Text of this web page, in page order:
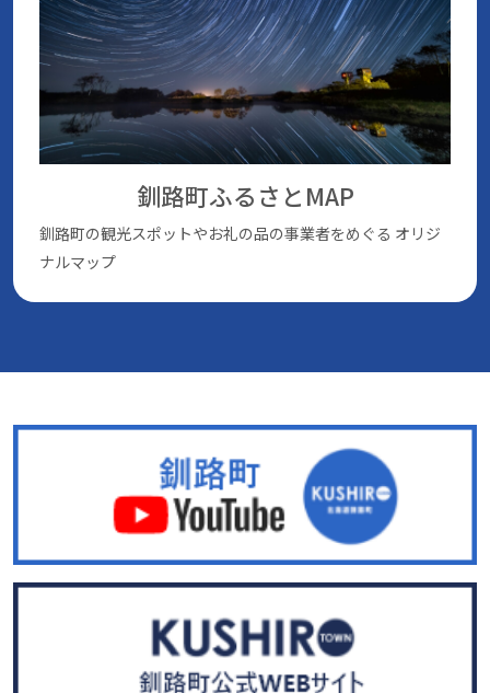
釧路町ふるさとMAP
釧路町の観光スポットやお礼の品の事業者をめぐる オリジ
ナルマップ